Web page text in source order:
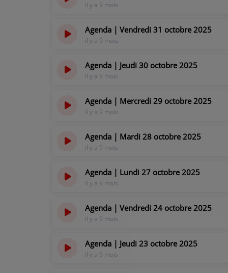
il y a 9 mois
Agenda | Vendredi 31 octobre 2025
il y a 9 mois
Agenda | Jeudi 30 octobre 2025
il y a 9 mois
Agenda | Mercredi 29 octobre 2025
il y a 9 mois
Agenda | Mardi 28 octobre 2025
il y a 9 mois
Agenda | Lundi 27 octobre 2025
il y a 9 mois
Agenda | Vendredi 24 octobre 2025
il y a 9 mois
Agenda | Jeudi 23 octobre 2025
il y a 9 mois